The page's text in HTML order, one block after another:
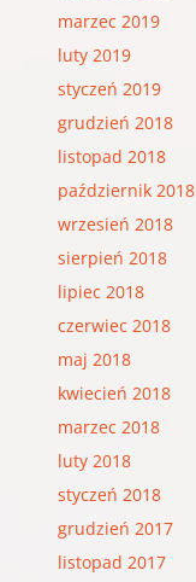
marzec 2019
luty 2019
styczeń 2019
grudzień 2018
listopad 2018
październik 2018
wrzesień 2018
sierpień 2018
lipiec 2018
czerwiec 2018
maj 2018
kwiecień 2018
marzec 2018
luty 2018
styczeń 2018
grudzień 2017
listopad 2017